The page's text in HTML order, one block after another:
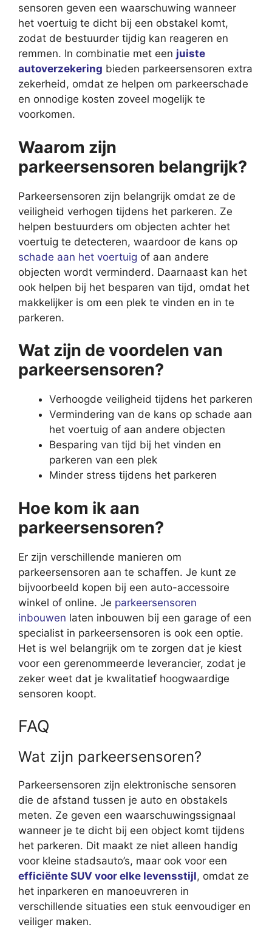
sensoren geven een waarschuwing wanneer
het voertuig te dicht bij een obstakel komt,
zodat de bestuurder tijdig kan reageren en
remmen. In combinatie met een juiste
autoverzekering bieden parkeersensoren extra
zekerheid, omdat ze helpen om parkeerschade
en onnodige kosten zoveel mogelijk te
voorkomen.
Waarom zijn
parkeersensoren belangrijk?
Parkeersensoren zijn belangrijk omdat ze de
veiligheid verhogen tijdens het parkeren. Ze
helpen bestuurders om objecten achter het
voertuig te detecteren, waardoor de kans op
schade aan het voertuig of aan andere
objecten wordt verminderd. Daarnaast kan het
ook helpen bij het besparen van tijd, omdat het
makkelijker is om een plek te vinden en in te
parkeren.
Wat zijn de voordelen van
parkeersensoren?
Verhoogde veiligheid tijdens het parkeren
Vermindering van de kans op schade aan
het voertuig of aan andere objecten
Besparing van tijd bij het vinden en
parkeren van een plek
Minder stress tijdens het parkeren
Hoe kom ik aan
parkeersensoren?
Er zijn verschillende manieren om
parkeersensoren aan te schaffen. Je kunt ze
bijvoorbeeld kopen bij een auto-accessoire
winkel of online. Je parkeersensoren
inbouwen laten inbouwen bij een garage of een
specialist in parkeersensoren is ook een optie.
Het is wel belangrijk om te zorgen dat je kiest
voor een gerenommeerde leverancier, zodat je
zeker weet dat je kwalitatief hoogwaardige
sensoren koopt.
FAQ
Wat zijn parkeersensoren?
Parkeersensoren zijn elektronische sensoren
die de afstand tussen je auto en obstakels
meten. Ze geven een waarschuwingssignaal
wanneer je te dicht bij een object komt tijdens
het parkeren. Dit maakt ze niet alleen handig
voor kleine stadsauto’s, maar ook voor een
efficiënte SUV voor elke levensstijl, omdat ze
het inparkeren en manoeuvreren in
verschillende situaties een stuk eenvoudiger en
veiliger maken.